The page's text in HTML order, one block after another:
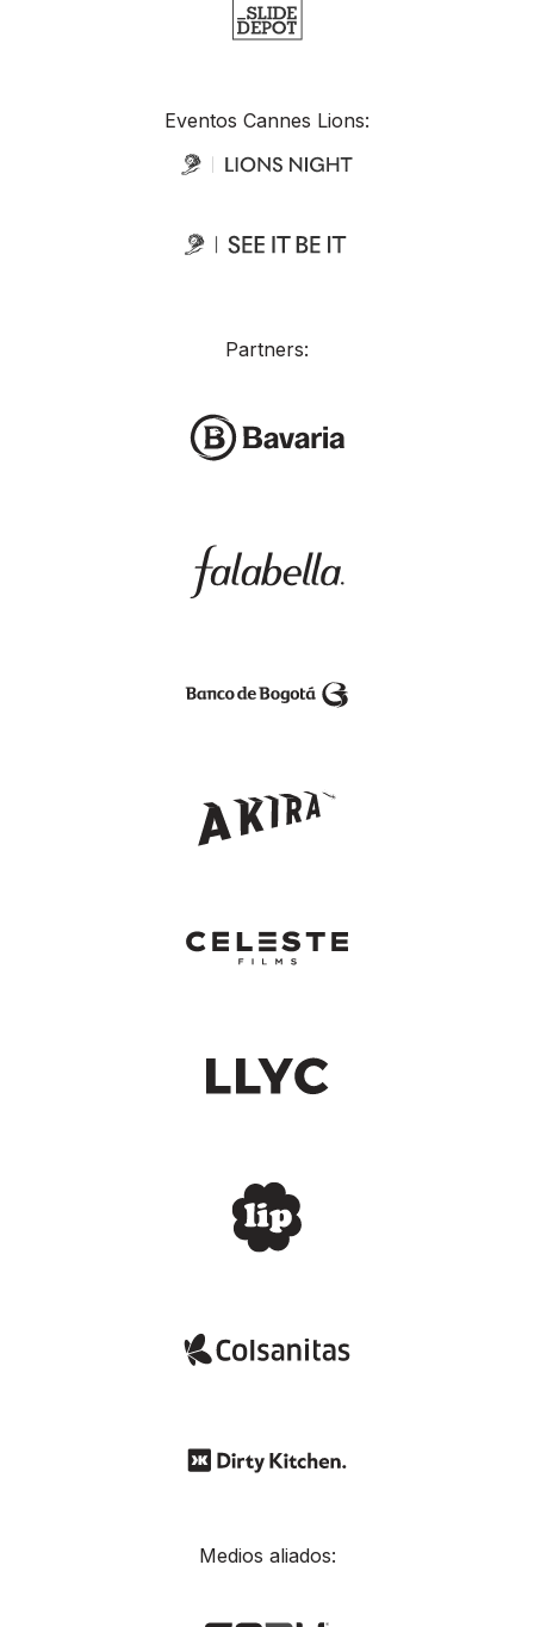
Eventos Cannes Lions:
Partners:
Medios aliados: